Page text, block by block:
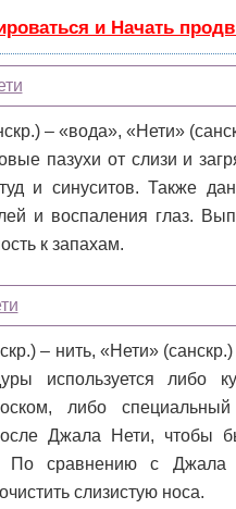
и Начать
– «вода», «Нети»
пазухи от слизи и
и синуситов. Также
и воспаления глаз.
к запахам.
– нить, «Нети»
используется либо
либо
Джала Нети, чтобы
По сравнению с
слизистую носа.